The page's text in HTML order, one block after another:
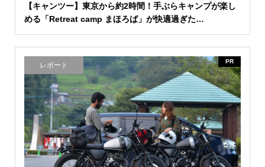
【キャンツー】東京から約2時間！手ぶらキャンプが楽し
める「Retreat camp まほろば」が快適過ぎた…
レポート PR